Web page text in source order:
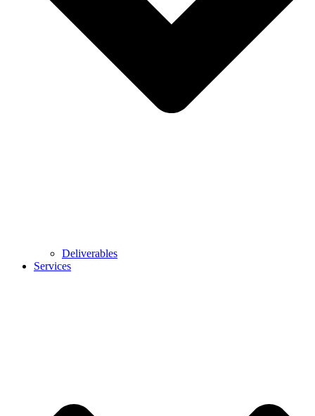
Deliverables
Services